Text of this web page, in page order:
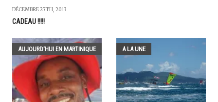
DÉCEMBRE 27TH, 2013
CADEAU !!!!!
AUJOURD'HUI EN MARTINIQUE A LA UNE